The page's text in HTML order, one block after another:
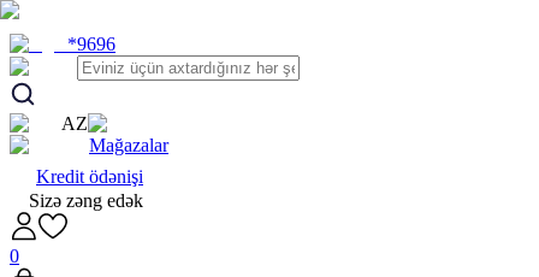
*9696
AZ
Mağazalar
Kredit ödənişi
Sizə zəng edək
0